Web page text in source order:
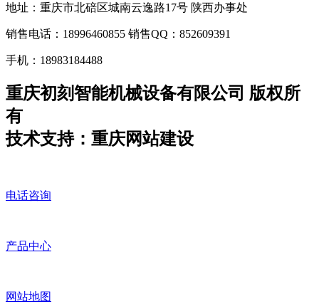
地址：重庆市北碚区城南云逸路17号 陕西办事处
销售电话：18996460855 销售QQ：852609391
手机：18983184488
重庆初刻智能机械设备有限公司 版权所
有
技术支持：重庆网站建设
电话咨询
产品中心
网站地图